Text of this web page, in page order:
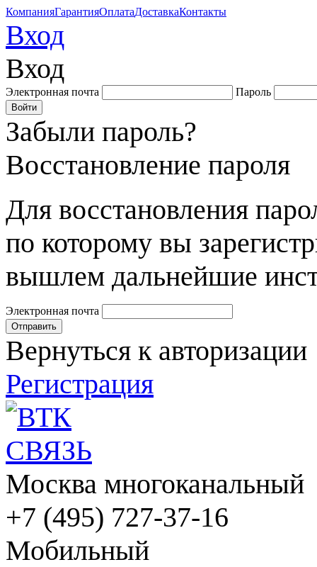
КомпанияГарантияОплатаДоставкаКонтакты
Вход
Вход
Электронная почта Пароль
Забыли пароль?
Восстановление пароля
Для восстановления
по которому вы
вышлем дальнейшие
Электронная почта
Вернуться к авторизации
Регистрация
Москва многоканальный
+7 (495) 727-37-16
Мобильный